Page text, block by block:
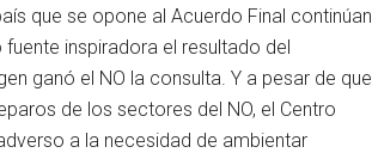
que se opone al Acuerdo Final continúan
inspiradora el resultado del
ganó el NO la consulta. Y a pesar de que
de los sectores del NO, el Centro
a la necesidad de ambientar